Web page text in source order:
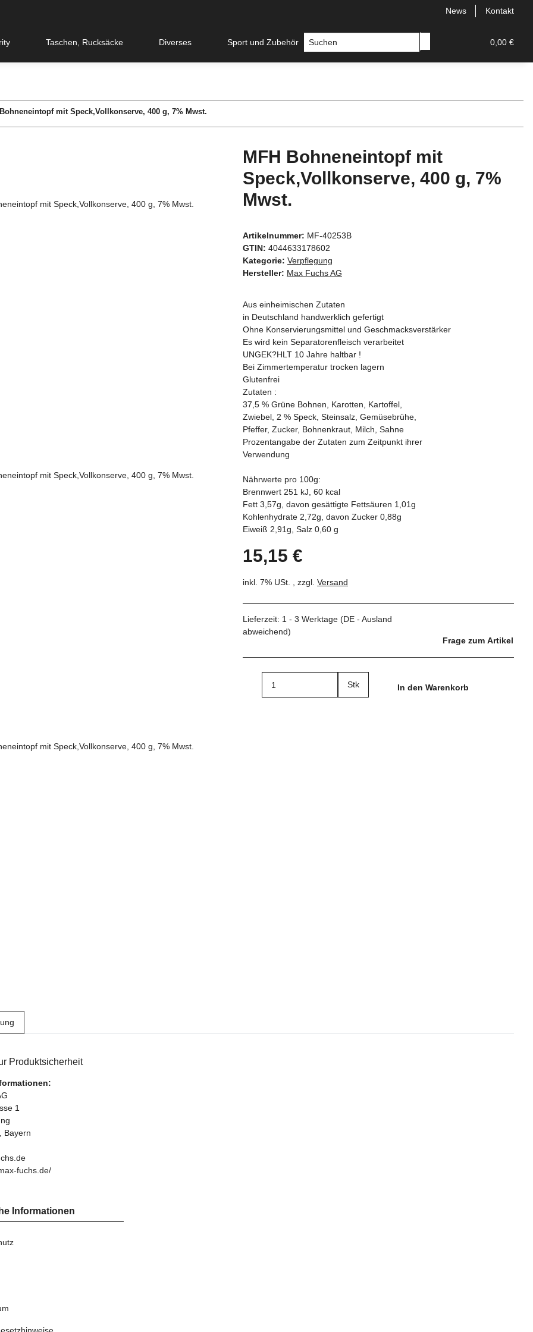
News Kontakt
0,00 €
Taschen, Rucksäcke Diverses Sport und Zubehör Messer
mit Speck,Vollkonserve, 400 g, 7% Mwst.
MFH Bohneneintopf mit
Speck,Vollkonserve, 400 g, 7%
Mwst.
Artikelnummer: MF-40253B
GTIN: 4044633178602
Kategorie: Verpflegung
Hersteller: Max Fuchs AG
Aus einheimischen Zutaten
in Deutschland handwerklich gefertigt
Ohne Konservierungsmittel und Geschmacksverstärker
Es wird kein Separatorenfleisch verarbeitet
UNGEK?HLT 10 Jahre haltbar !
Bei Zimmertemperatur trocken lagern
Glutenfrei
Zutaten :
37,5 % Grüne Bohnen, Karotten, Kartoffel,
Zwiebel, 2 % Speck, Steinsalz, Gemüsebrühe,
Pfeffer, Zucker, Bohnenkraut, Milch, Sahne
Prozentangabe der Zutaten zum Zeitpunkt ihrer
Verwendung
Nährwerte pro 100g:
Brennwert 251 kJ, 60 kcal
Fett 3,57g, davon gesättigte Fettsäuren 1,01g
Kohlenhydrate 2,72g, davon Zucker 0,88g
Eiweiß 2,91g, Salz 0,60 g
15,15 €
inkl. 7% USt. , zzgl. Versand
Lieferzeit: 1 - 3 Werktage (DE - Ausland
abweichend)
Frage zum Artikel
Stk In den Warenkorb
Produktsicherheit
1
Bayern
fuchs.de/
Informationen